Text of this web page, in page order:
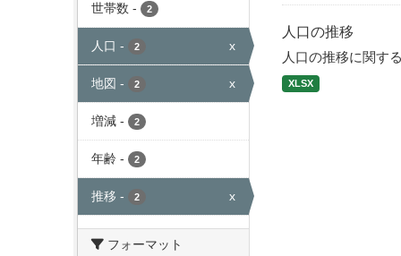
世帯数 - 2
人口 - 2 x
地図 - 2 x
増減 - 2
年齢 - 2
推移 - 2 x
フォーマット
人口の推移
人口の推移に関す
XLSX